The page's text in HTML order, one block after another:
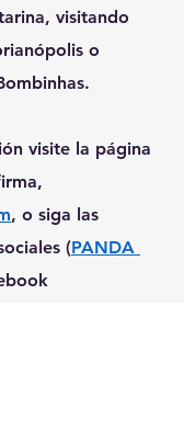
visitando
o
visite la página
, o siga las
(PANDA